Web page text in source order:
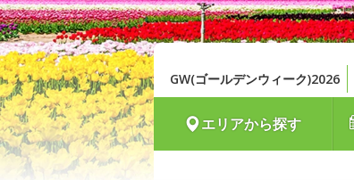
GW(ゴールデンウィーク)2026
エリアから探す